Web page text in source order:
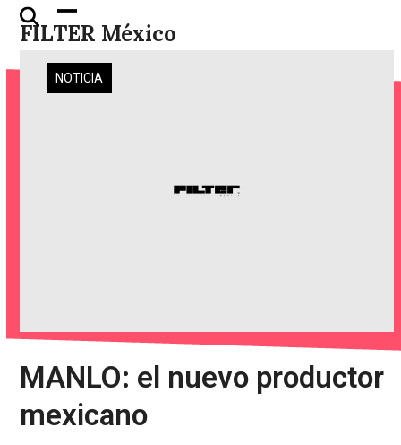
Skip
FILTER México
Open
mobile
menu
Close
mobile
menu
NOTICIA
MANLO: el nuevo productor
mexicano